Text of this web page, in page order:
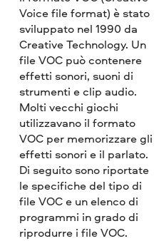
Voice file format) è stato
sviluppato nel 1990 da
Creative Technology. Un
file VOC può contenere
effetti sonori, suoni di
strumenti e clip audio.
Molti vecchi giochi
utilizzavano il formato
VOC per memorizzare gli
effetti sonori e il parlato.
Di seguito sono riportate
le specifiche del tipo di
file VOC e un elenco di
programmi in grado di
riprodurre i file VOC.